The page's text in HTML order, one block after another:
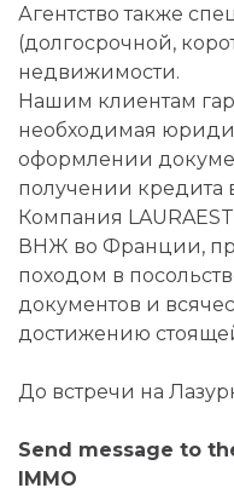
Агентство также
(долгосрочной,
недвижимости.
Нашим клиентам
необходимая
оформлении
получении кредита
Компания
ВНЖ во Франции,
походом в
документов и
достижению
До встречи на
Send message to
IMMO